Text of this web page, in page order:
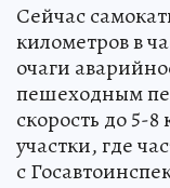
Сейчас
километров в
очаги
пешеходным
скорость до 5-
участки, где
с